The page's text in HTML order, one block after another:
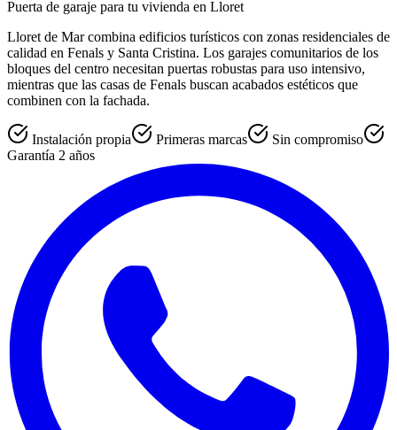
Puerta de garaje para tu vivienda en Lloret
Lloret de Mar combina edificios turísticos con zonas residenciales de
calidad en Fenals y Santa Cristina. Los garajes comunitarios de los
bloques del centro necesitan puertas robustas para uso intensivo,
mientras que las casas de Fenals buscan acabados estéticos que
combinen con la fachada.
Instalación propia Primeras marcas
Sin compromiso
Garantía 2 años